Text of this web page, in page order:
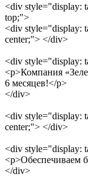
<div style="display:
top;">
<div style="display:
center;"> </div>
<div style="display:
<p>Компания
6 месяцев!</p>
</div>
<div style="display:
center;"> </div>
<div style="display:
<p>Обеспечиваем
</div>